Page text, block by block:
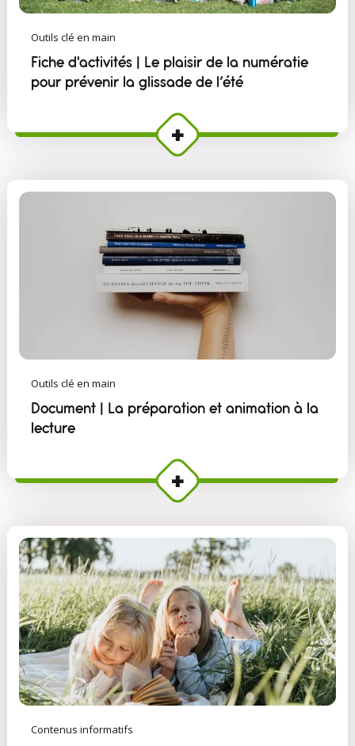
Outils clé en main
Fiche d'activités | Le plaisir de la numératie
pour prévenir la glissade de l’été
Outils clé en main
Document | La préparation et animation à la
lecture
Contenus informatifs